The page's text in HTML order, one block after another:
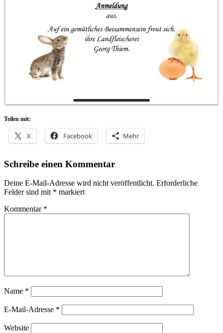
Teilen mit:
X Facebook Mehr
Schreibe einen Kommentar
Deine E-Mail-Adresse wird nicht veröffentlicht. Erforderliche
Felder sind mit * markiert
Kommentar *
Name *
E-Mail-Adresse *
Website